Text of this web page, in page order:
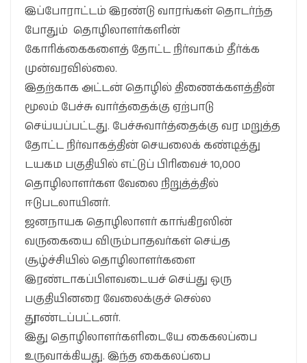
இப்போராட்டம் இரண்டு வாரங்கள் தொடர்ந்த
போதும் தொழிலாளர்களின்
கோரிக்கைகளைத் தோட்ட நிர்வாகம் தீர்க்க
முன்வரவில்லை.
இதற்காக அட்டன் தொழில் திணைக்களத்தின்
மூலம் பேச்சு வார்த்தைக்கு ஏற்பாடு
செய்யப்பட்டது. பேச்சுவார்த்தைக்கு வர மறுத்த
தோட்ட நிர்வாகத்தின் செயலைக் கண்டித்து
டயகம பகுதியில் எட்டுப் பிரிவைச் 10,000
தொழிலாளர்கள வேலை நிறுத்த்தில்
ஈடுபடலாயினர்.
ஜனநாயக தொழிலாளர் காங்கிரஸின்
வருகையை விரும்பாதவர்கள் செய்த
சூழ்ச்சியில் தொழிலாளர்களை
இரண்டாகப்பிளவடையச் செய்து ஒரு
பகுதியினரை வேலைக்குச் செல்ல
தூண்டப்பட்டனர்.
இது தொழிலாளர்களிடையே கைகலப்பை
உருவாக்கியது. இந்த கைகலப்பை